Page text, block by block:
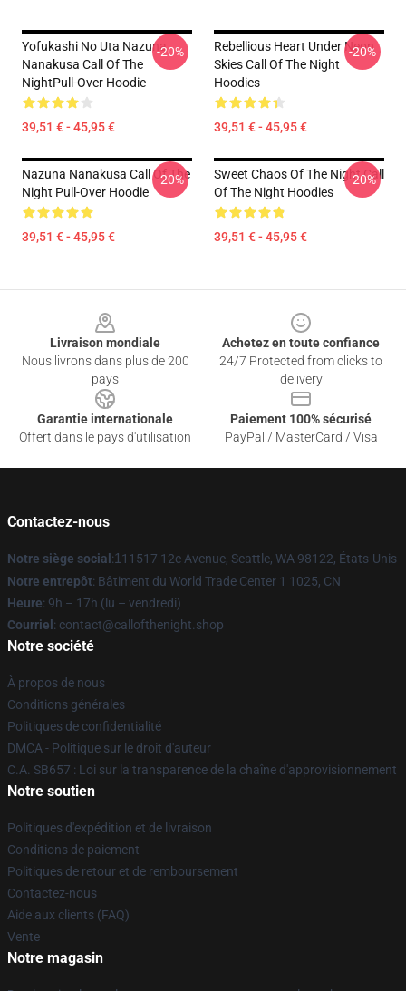
Yofukashi No Uta Nazuna
Nanakusa Call Of The
NightPull-Over Hoodie
39,51 € - 45,95 €
-20%
Rebellious Heart Under Neon
Skies Call Of The Night
Hoodies
39,51 € - 45,95 €
-20%
Nazuna Nanakusa Call Of The
Night Pull-Over Hoodie
39,51 € - 45,95 €
-20%
Sweet Chaos Of The Night Call
Of The Night Hoodies
39,51 € - 45,95 €
-20%
Livraison mondiale
Nous livrons dans plus de 200
pays
Achetez en toute confiance
24/7 Protected from clicks to
delivery
Garantie internationale
Offert dans le pays d'utilisation
Paiement 100% sécurisé
PayPal / MasterCard / Visa
Contactez-nous
Notre siège social :1 11517 12e Avenue, Seattle, WA 98122, États-Unis
Notre entrepôt: Bâtiment du World Trade Center 1 1025, CN
Heure: 9h – 17h (lu – vendredi)
Courriel : contact@callofthenight.shop
Notre société
À propos de nous
Conditions générales
Politiques de confidentialité
DMCA - Politique sur le droit d'auteur
C.A. SB657 : Loi sur la transparence de la chaîne d'approvisionnement
Notre soutien
Politiques d'expédition et de livraison
Conditions de paiement
Politiques de retour et de remboursement
Contactez-nous
Aide aux clients (FAQ)
Vente
Notre magasin